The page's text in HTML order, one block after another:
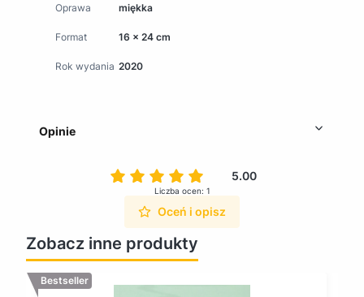
Oprawa miękka
Format 16 x 24 cm
Rok wydania 2020
Opinie
5.00
Liczba ocen: 1
Oceń i opisz
Zobacz inne produkty
Bestseller